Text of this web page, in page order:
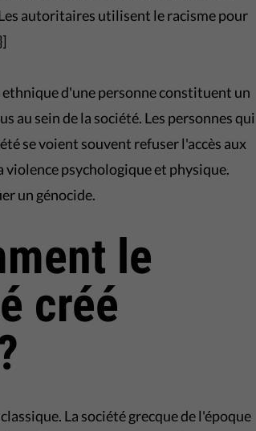
autoritaires utilisent le racisme pour
d'une personne constituent un
au sein de la société. Les personnes qui
se voient souvent refuser l'accès aux
psychologique et physique.
un génocide.
le
créé
La société grecque de l'époque